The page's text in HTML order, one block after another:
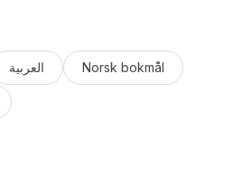
العربية Norsk bokmål